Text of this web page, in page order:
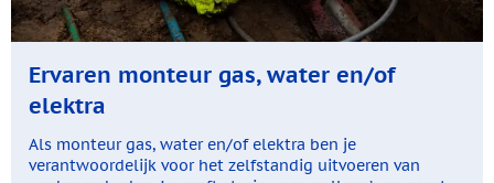
Ervaren monteur gas, water en/of
elektra
Als monteur gas, water en/of elektra ben je
verantwoordelijk voor het zelfstandig uitvoeren van